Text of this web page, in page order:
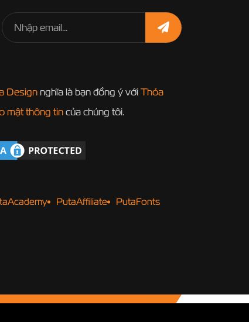
Designnghĩa là bạn đồng ý với Thỏa
mật thông tincủa chúng tôi.
PutaAffiliate PutaFonts